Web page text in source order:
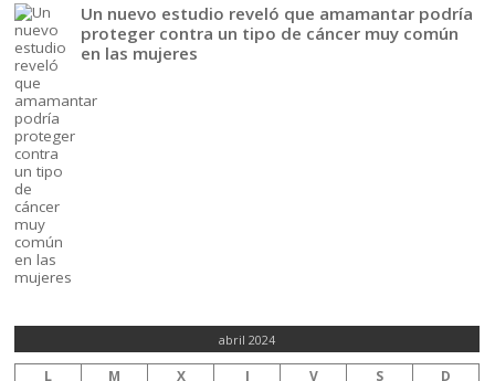
Un nuevo estudio reveló que amamantar podría
proteger contra un tipo de cáncer muy común
en las mujeres
abril 2024
L M X J V S D